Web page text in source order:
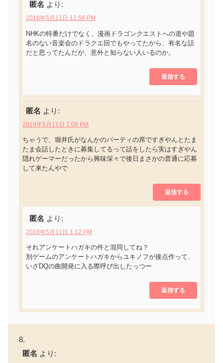
匿名 より:
2018年5月11日 11:58 PM
NHKの特番だけでなく、漫画ドラゴンクエストへの道や題
名のない音楽会のドラクエ回でもやってたから、有名な話
だと思ってたんだが、意外と知らない人いるのか。
返信する
匿名 より:
2018年5月11日 1:08 PM
ちゃうで、堀井氏がなんかのパーティの席ですぎやんとたま
たま会話したときに募集してるって話をしたら実はすぎやん
隠れゲーマーだったから興味深々で後日まさかの普通に応募
して来たんやで
返信する
匿名 より:
2018年5月11日 1:12 PM
それアンケートハガキの件と混同してね？
別ゲームのアンケートハガキからユキノフが接点作って、
いざDQの曲開発に入る際呼び出したっつー
返信する
匿名 より: